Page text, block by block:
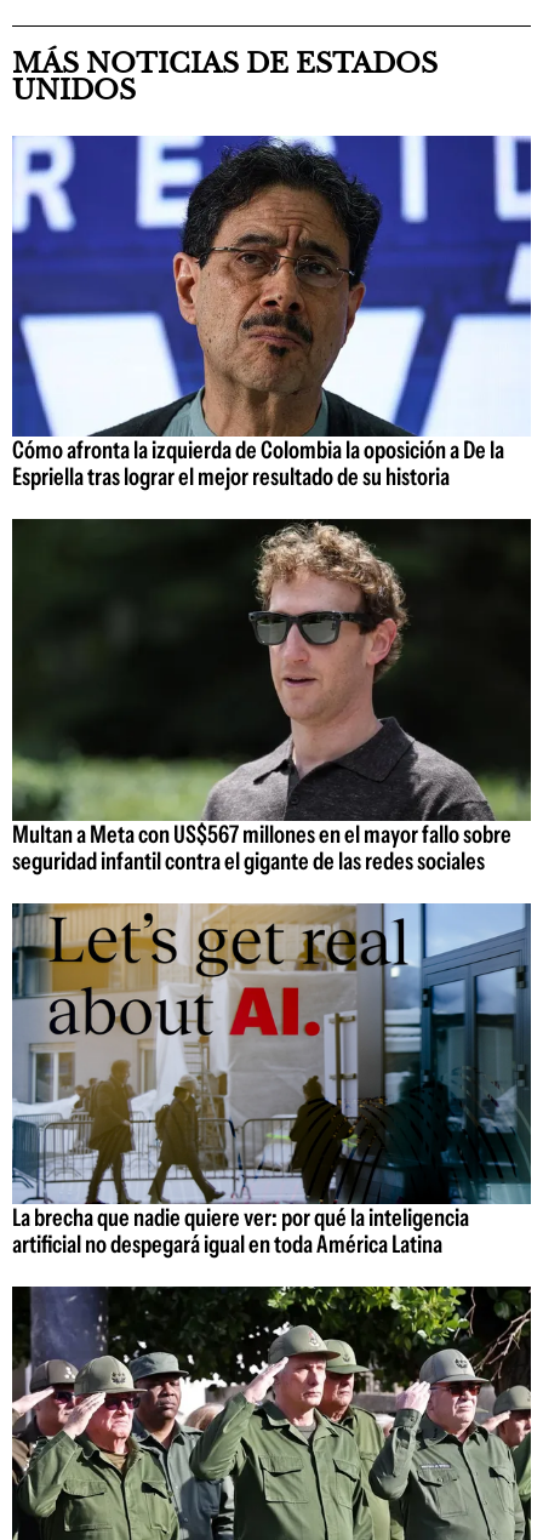
MÁS NOTICIAS DE ESTADOS
UNIDOS
Cómo afronta la izquierda de Colombia la oposición a De la
Espriella tras lograr el mejor resultado de su historia
Multan a Meta con US$567 millones en el mayor fallo sobre
seguridad infantil contra el gigante de las redes sociales
La brecha que nadie quiere ver: por qué la inteligencia
artificial no despegará igual en toda América Latina